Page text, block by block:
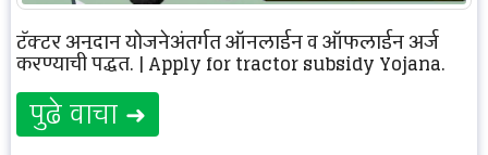
ट्रॅक्टर अनुदान योजनेअंतर्गत ऑनलाईन व ऑफलाईन अर्ज
करण्याची पद्धत. | Apply for tractor subsidy Yojana.
पुढे वाचा ➜